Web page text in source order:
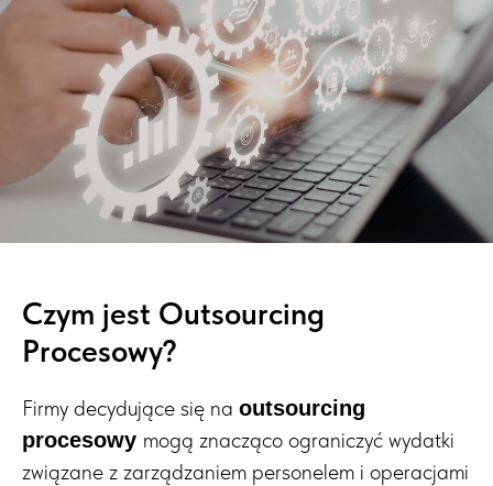
Czym jest Outsourcing
Procesowy?
Firmy decydujące się na outsourcing
procesowy mogą znacząco ograniczyć wydatki
związane z zarządzaniem personelem i operacjami